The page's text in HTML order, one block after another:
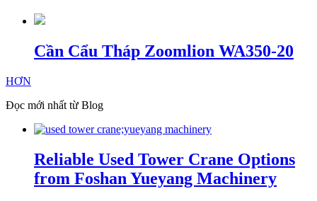
Cần Cẩu Tháp Zoomlion WA350-20
HƠN
Đọc mới nhất từ Blog
Reliable Used Tower Crane Options
from Foshan Yueyang Machinery